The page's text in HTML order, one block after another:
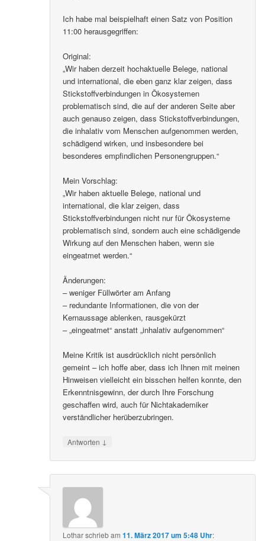
Ich habe mal beispielhaft einen Satz von Position
11:00 herausgegriffen:
Original:
„Wir haben derzeit hochaktuelle Belege, national
und international, die eben ganz klar zeigen, dass
Stickstoffverbindungen in Ökosystemen
problematisch sind, die auf der anderen Seite aber
auch genauso zeigen, dass Stickstoffverbindungen,
die inhalativ vom Menschen aufgenommen werden,
schädigend wirken, und insbesondere bei
besonderes empfindlichen Personengruppen.“
Mein Vorschlag:
„Wir haben aktuelle Belege, national und
international, die klar zeigen, dass
Stickstoffverbindungen nicht nur für Ökosysteme
problematisch sind, sondern auch eine schädigende
Wirkung auf den Menschen haben, wenn sie
eingeatmet werden.“
Änderungen:
– weniger Füllwörter am Anfang
– redundante Informationen, die von der
Kernaussage ablenken, rausgekürzt
– „eingeatmet“ anstatt „inhalativ aufgenommen“
Meine Kritik ist ausdrücklich nicht persönlich
gemeint – ich hoffe aber, dass ich Ihnen mit meinen
Hinweisen vielleicht ein bisschen helfen konnte, den
Erkenntnisgewinn, der durch Ihre Forschung
geschaffen wird, auch für Nichtakademiker
verständlicher herüberzubringen.
Antworten ↓
Lotharschriebam11. März 2017 um 5:48 Uhr: